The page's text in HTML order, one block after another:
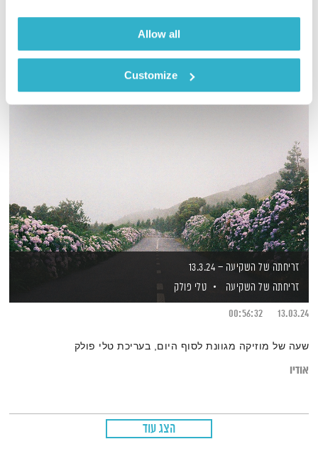
Allow all
Customize
אודיו
זריחתה של השקיעה – 13.3.24
זריחתה של השקיעה
טלי פולק
13.03.24
00:56:32
שעה של מוזיקה מגוונת לסוף היום, בעריכת טלי פולק
אודיו
הצג עוד